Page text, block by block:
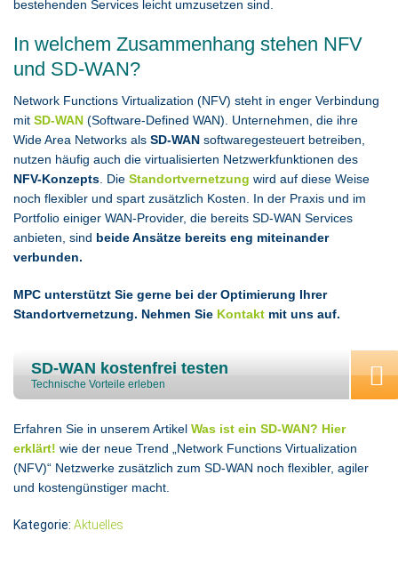
bestehenden Services leicht umzusetzen sind.
In welchem Zusammenhang stehen NFV
und SD-WAN?
Network Functions Virtualization (NFV) steht in enger Verbindung
mit SD-WAN (Software-Defined WAN). Unternehmen, die ihre
Wide Area Networks als SD-WAN softwaregesteuert betreiben,
nutzen häufig auch die virtualisierten Netzwerkfunktionen des
NFV-Konzepts . Die Standortvernetzung wird auf diese Weise
noch flexibler und spart zusätzlich Kosten. In der Praxis und im
Portfolio einiger WAN-Provider, die bereits SD-WAN Services
anbieten, sind beide Ansätze bereits eng miteinander
verbunden.
MPC unterstützt Sie gerne bei der Optimierung Ihrer
Standortvernetzung. Nehmen Sie Kontakt mit uns auf.
SD-WAN kostenfrei testen
Technische Vorteile erleben
Erfahren Sie in unserem Artikel Was ist ein SD-WAN? Hier
erklärt! wie der neue Trend „Network Functions Virtualization
(NFV)“ Netzwerke zusätzlich zum SD-WAN noch flexibler, agiler
und kostengünstiger macht.
Kategorie: Aktuelles